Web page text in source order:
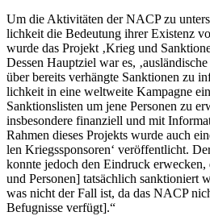
Um die Akti­vi­tä­ten der NACP zu
lich­keit die Bedeu­tung ihrer Exis­tenz
wurde das Projekt ‚Krieg und
Dessen Haupt­ziel war es,
über bereits ver­hängte Sank­tio­nen zu
lich­keit in eine welt­weite Kam­pa­gne
Sank­ti­ons­lis­ten um jene Per­so­nen zu
ins­be­son­dere finan­zi­ell und mit
Rahmen dieses Pro­jekts wurde auch
len Kriegs­spon­so­ren‘ ver­öf­fent­licht.
konnte jedoch den Ein­druck erwe­cken,
und Per­so­nen] tat­säch­lich sank­tio­niert
was nicht der Fall ist, da das NACP
Befug­nisse verfügt].“